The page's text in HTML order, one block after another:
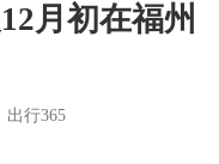
月初在福州
行365